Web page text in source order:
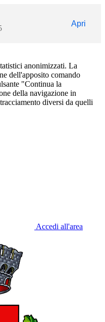
Apri
anonimizzati. La
dell'apposito comando
"Continua la
della navigazione in
diversi da quelli
Accedi all'area